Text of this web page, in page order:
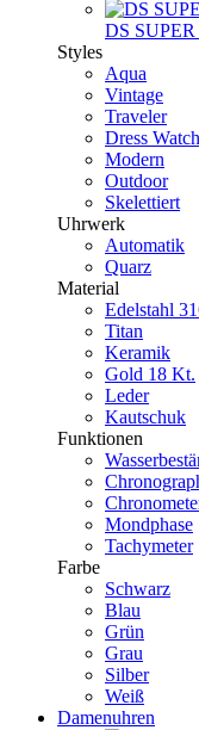
DS
Styles
Aqua
Vintage
Traveler
Dress
Modern
Outdoor
Skelettiert
Uhrwerk
Automatik
Quarz
Material
Edelstahl
Titan
Keramik
Gold 18 Kt.
Leder
Kautschuk
Funktionen
Mondphase
Tachymeter
Farbe
Schwarz
Blau
Grün
Grau
Silber
Weiß
Damenuhren